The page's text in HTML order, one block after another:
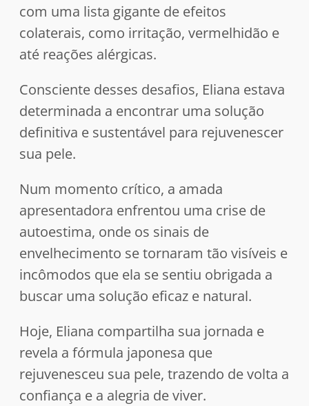
com uma lista gigante de efeitos
colaterais, como irritação, vermelhidão e
até reações alérgicas.
Consciente desses desafios, Eliana estava
determinada a encontrar uma solução
definitiva e sustentável para rejuvenescer
sua pele.
Num momento crítico, a amada
apresentadora enfrentou uma crise de
autoestima, onde os sinais de
envelhecimento se tornaram tão visíveis e
incômodos que ela se sentiu obrigada a
buscar uma solução eficaz e natural.
Hoje, Eliana compartilha sua jornada e
revela a fórmula japonesa que
rejuvenesceu sua pele, trazendo de volta a
confiança e a alegria de viver.